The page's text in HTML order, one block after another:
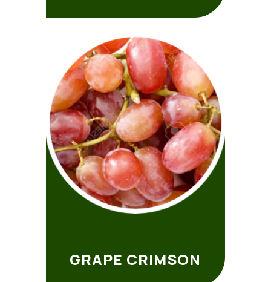
GRAPE CRIMSON